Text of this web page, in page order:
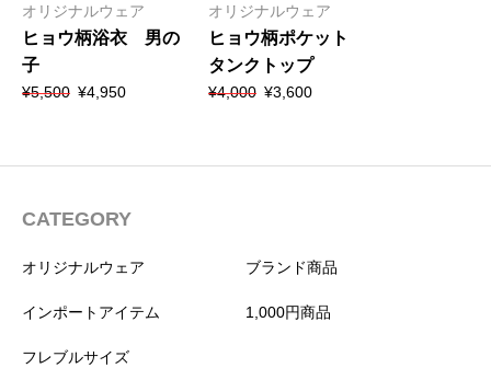
オリジナルウェア
ヒョウ柄浴衣 男の
子
¥5,500
元
で
た。
¥4,950
現
¥4,950
す。
オリジナルウェア
ヒョウ柄ポケット
タンクトップ
¥4,000
元
¥3,600
現
CATEGORY
オリジナルウェア ブランド商品
インポートアイテム 1,000円商品
フレブルサイズ